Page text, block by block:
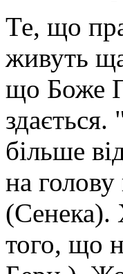
Те, що
живуть
що Боже
більше
на
(Сенека).
того, що